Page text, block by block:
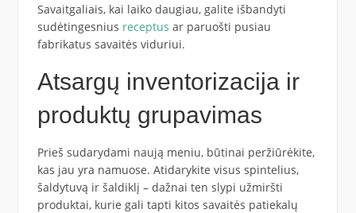
Savaitgaliais, kai laiko daugiau, galite išbandyti
sudėtingesnius receptus ar paruošti pusiau
fabrikatus savaitės viduriui.
Atsargų inventorizacija ir
produktų grupavimas
Prieš sudarydami naują meniu, būtinai peržiūrėkite,
kas jau yra namuose. Atidarykite visus spintelius,
šaldytuvą ir šaldiklį – dažnai ten slypi užmiršti
produktai, kurie gali tapti kitos savaitės patiekalų